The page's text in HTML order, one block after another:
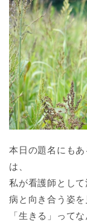
本日の題名にもあ
は、
私が看護師として
病と向き合う姿を
「生きる」って